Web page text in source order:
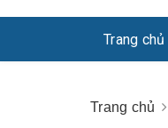
Trang chủ
Trang chủ